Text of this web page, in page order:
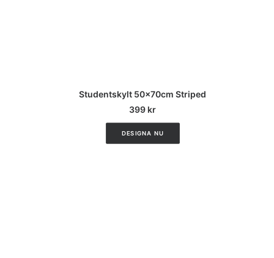
Studentskylt 50x70cm Striped
399 kr
DESIGNA NU